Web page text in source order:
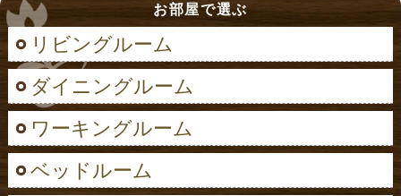
お部屋で選ぶ
リビングルーム
ダイニングルーム
ワーキングルーム
ベッドルーム